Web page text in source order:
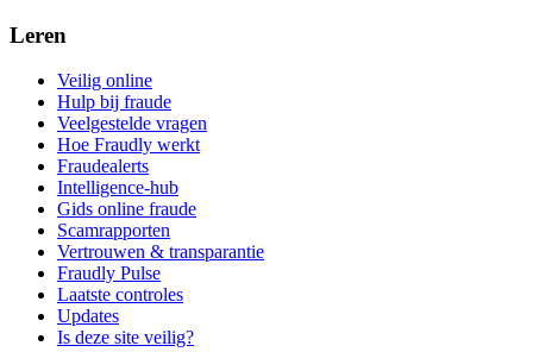
Leren
Veilig online
Hulp bij fraude
Veelgestelde vragen
Hoe Fraudly werkt
Fraudealerts
Intelligence-hub
Gids online fraude
Scamrapporten
Vertrouwen & transparantie
Fraudly Pulse
Laatste controles
Updates
Is deze site veilig?